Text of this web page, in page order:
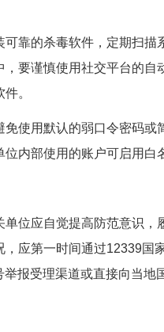
的杀毒软件，定期扫描
要谨慎使用社交平台的
。
用默认的弱口令密码或
内部使用的账户可启用白
应自觉提高防范意识，
应第一时间通过12339国
报受理渠道或直接向当地